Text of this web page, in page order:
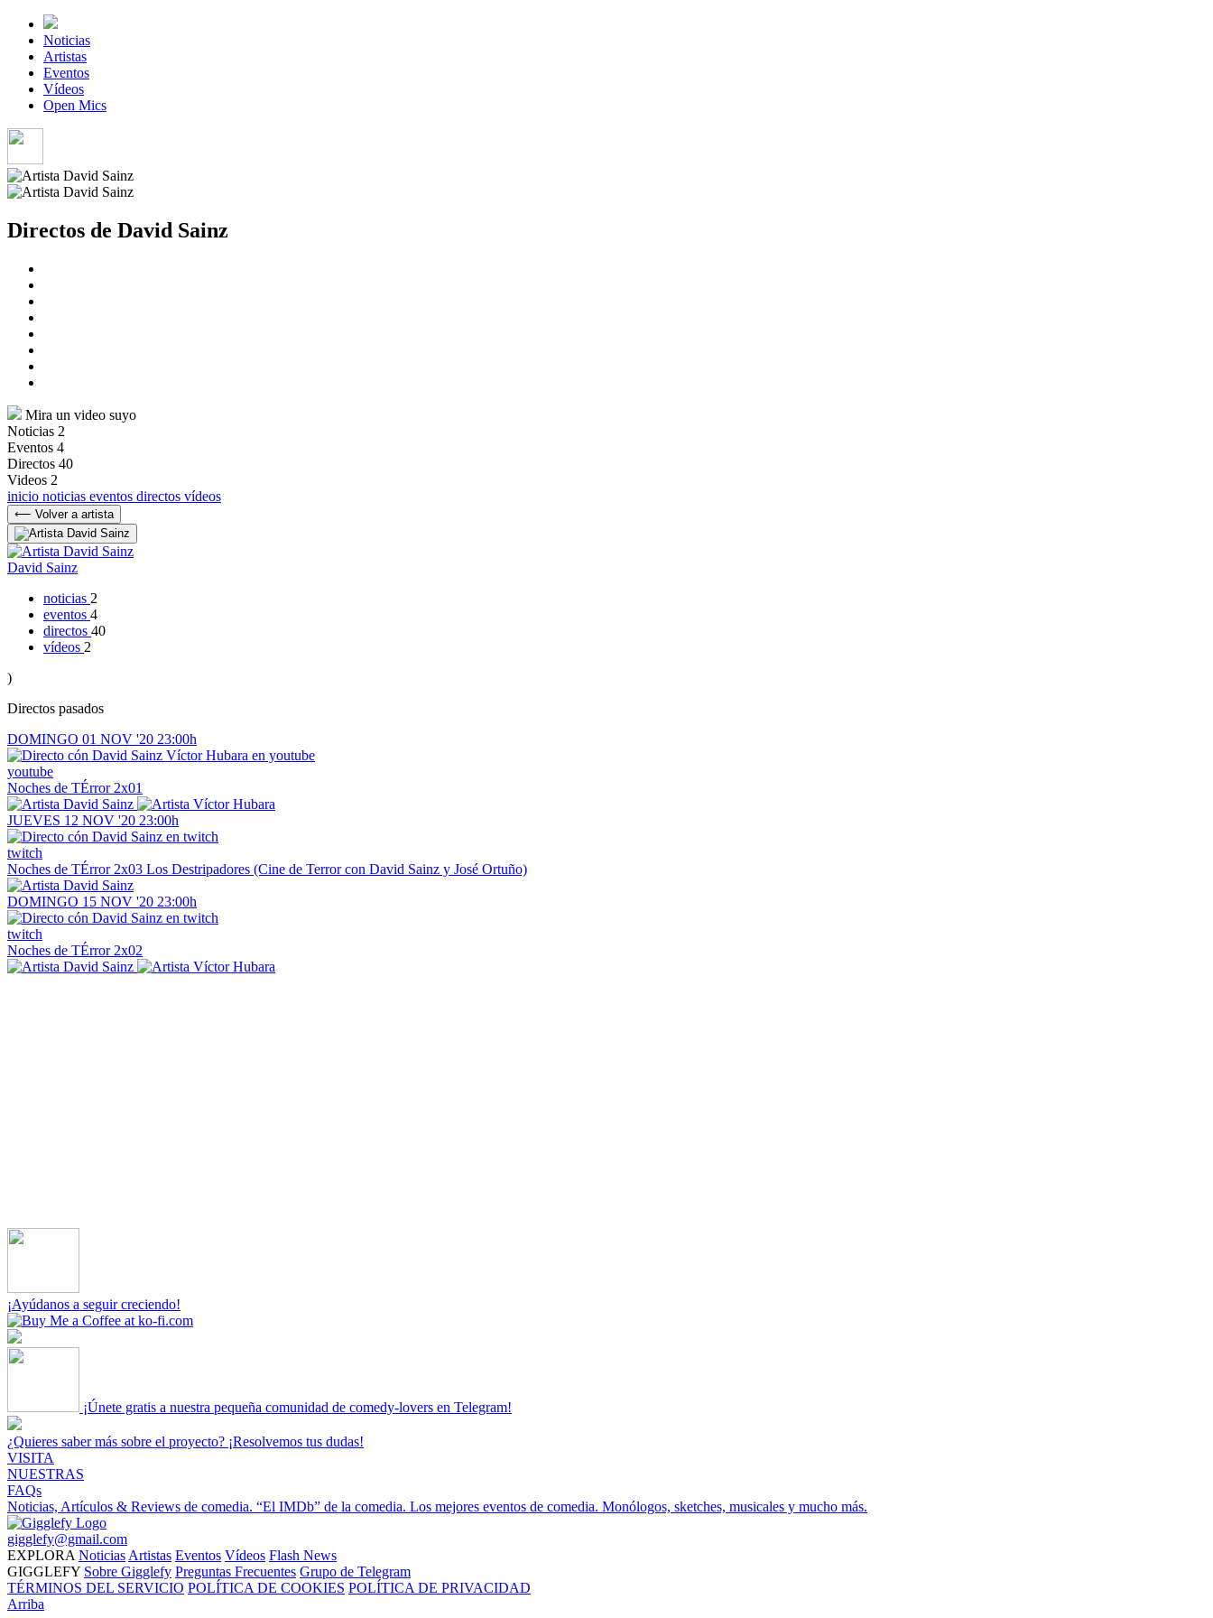
Noticias
Artistas
Eventos
Vídeos
Open Mics
Directos de David Sainz
Mira un video suyo
Noticias 2
Eventos 4
Directos 40
Videos 2
inicio noticias eventos directos vídeos
⟵ Volver a artista
David Sainz
noticias 2
eventos 4
directos 40
vídeos 2
)
Directos pasados
DOMINGO 01 NOV '20 23:00h
youtube
Noches de TÉrror 2x01
JUEVES 12 NOV '20 23:00h
twitch
Noches de TÉrror 2x03 Los Destripadores (Cine de Terror con David Sainz y José Ortuño)
DOMINGO 15 NOV '20 23:00h
twitch
Noches de TÉrror 2x02
¡Ayúdanos a seguir creciendo!
¡Únete gratis a nuestra pequeña comunidad de comedy-lovers en Telegram!
¿Quieres saber más sobre el proyecto? ¡Resolvemos tus dudas!
VISITA
NUESTRAS
FAQs
Noticias, Artículos & Reviews de comedia. “El IMDb” de la comedia. Los mejores eventos de comedia. Monólogos, sketches, musicales y mucho más.
gigglefy@gmail.com
EXPLORA Noticias Artistas Eventos Vídeos Flash News
GIGGLEFY Sobre Gigglefy Preguntas Frecuentes Grupo de Telegram
TÉRMINOS DEL SERVICIO POLÍTICA DE COOKIES POLÍTICA DE PRIVACIDAD
Arriba